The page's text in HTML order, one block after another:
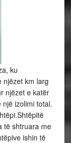
ku
njëzet km larg
njëzet e katër
izolimi total.
të shtruara me
ishin të